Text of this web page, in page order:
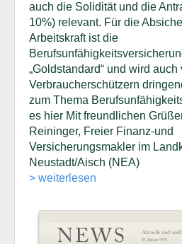
auch die Solidität und die
10%) relevant. Für die
Arbeitskraft ist die
„Goldstandard“ und wird
Verbraucherschützern
zum Thema
es hier Mit freundlichen
Reininger, Freier Finanz-und
Versicherungsmakler im
Neustadt/Aisch (NEA)
> weiterlesen